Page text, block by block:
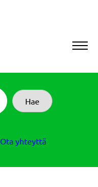
Hae
Ota yhteyttä